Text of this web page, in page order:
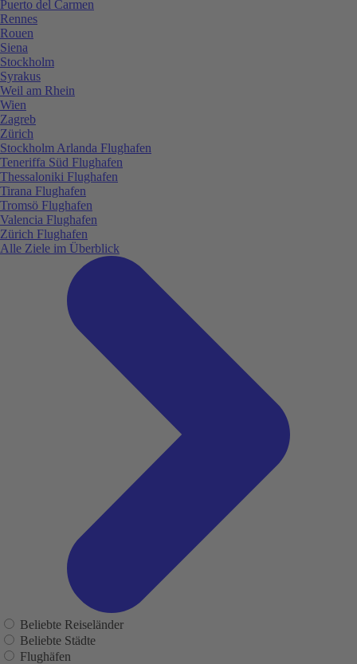
Puerto del Carmen
Rennes
Rouen
Siena
Stockholm
Syrakus
Weil am Rhein
Wien
Zagreb
Zürich
Stockholm Arlanda Flughafen
Teneriffa Süd Flughafen
Thessaloniki Flughafen
Tirana Flughafen
Tromsö Flughafen
Valencia Flughafen
Zürich Flughafen
Alle Ziele im Überblick
Beliebte Reiseländer
Beliebte Städte
Flughäfen